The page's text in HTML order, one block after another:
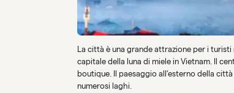
La città è una grande attrazione per i
capitale della luna di miele in Vietnam. Il
boutique. Il paesaggio all’esterno della
numerosi laghi.